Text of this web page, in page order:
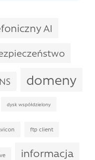
AI
domeny
dysk współdzielony
ftp client
informacja